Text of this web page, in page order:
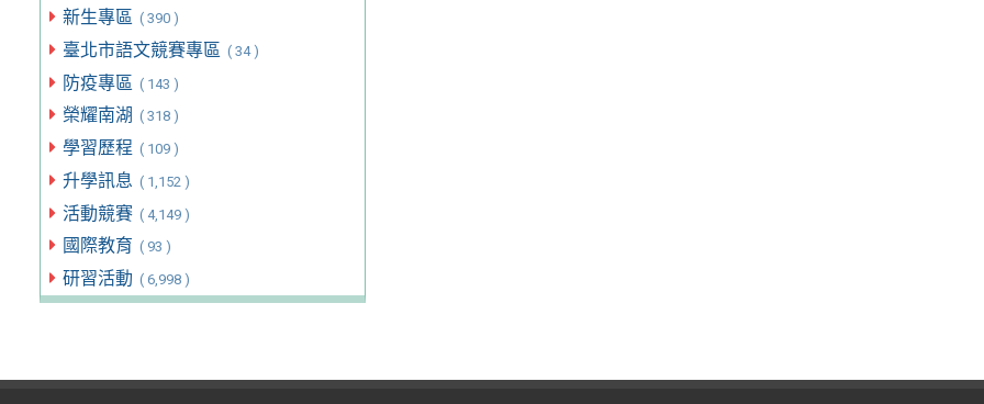
新生專區 ( 390 )
臺北市語文競賽專區 ( 34 )
防疫專區 ( 143 )
榮耀南湖 ( 318 )
學習歷程 ( 109 )
升學訊息 ( 1,152 )
活動競賽 ( 4,149 )
國際教育 ( 93 )
研習活動 ( 6,998 )